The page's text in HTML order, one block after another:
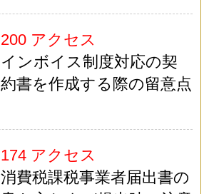
200 アクセス
インボイス制度対応の契
約書を作成する際の留意点
174 アクセス
消費税課税事業者届出書の